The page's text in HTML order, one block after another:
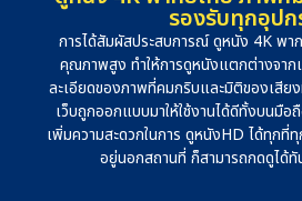
รองรับทุกอุป
การได้สัมผัสประสบการณ์ ดูหนัง 4K พา
คุณภาพสูง ทำให้การดูหนังแตกต่างจาก
ละเอียดของภาพที่คมกริบและมิติของเสีย
เว็บถูกออกแบบมาให้ใช้งานได้ดีทั้งบนมื
เพิ่มความสะดวกในการ ดูหนังHD ได้ทุกที่ทุ
อยู่นอกสถานที่ ก็สามารถกดดูได้